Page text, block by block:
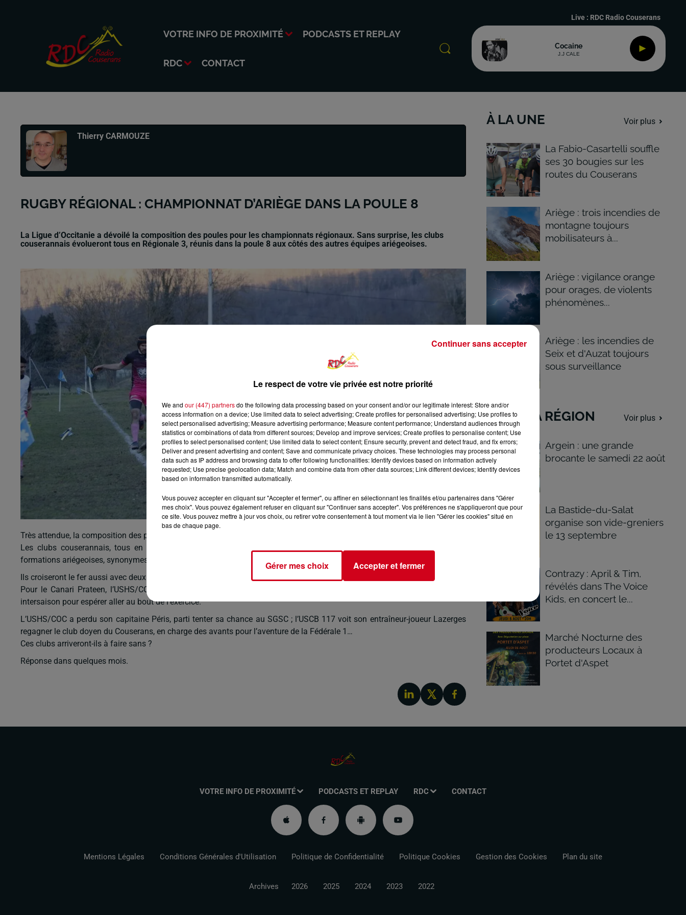
VOTRE INFO DE PROXIMITÉ PODCASTS ET REPLAY
RDC CONTACT
Live : RDC Radio Couserans
Cocaine
J.J CALE
Thierry CARMOUZE
RUGBY RÉGIONAL : CHAMPIONNAT D’ARIÈGE DANS LA POULE 8
La Ligue d’Occitanie a dévoilé la composition des poules pour les championnats régionaux. Sans surprise, les clubs
couserannais évolueront tous en Régionale 3, réunis dans la poule 8 aux côtés des autres équipes ariégeoises.
Très attendue, la composition des poules de Régionale 2 et 3 dans la région Occitanie a été publiée ce jour.
Les clubs couserannais, tous en Régionale 3, se retrouvent sans surprise dans la poule 8, en compagnie des autres
formations ariégeoises, synonymes de gros derbys, de bonnes recettes et surtout de courts déplacements.
Ils croiseront le fer aussi avec deux clubs du 31 : Lavernose-Lacasse et Carbonne-Longages.
Pour le Canari Prateen, l’USHS/COC et l’USCB 117, l’heure est à la remobilisation des effectifs, véritable défi à chaque
intersaison pour espérer aller au bout de l’exercice.
L’USHS/COC a perdu son capitaine Péris, parti tenter sa chance au SGSC ; l’USCB 117 voit son entraîneur-joueur Lazerges
regagner le club doyen du Couserans, en charge des avants pour l’aventure de la Fédérale 1…
Ces clubs arriveront-ils à faire sans ?
Réponse dans quelques mois.
À LA UNE Voir plus
La Fabio-Casartelli souffle
ses 30 bougies sur les
routes du Couserans
Ariège : trois incendies de
montagne toujours
mobilisateurs à...
Ariège : vigilance orange
pour orages, de violents
phénomènes...
Ariège : les incendies de
Seix et d'Auzat toujours
sous surveillance
DANS LA RÉGION Voir plus
Argein : une grande
brocante le samedi 22 août
La Bastide-du-Salat
organise son vide-greniers
le 13 septembre
Contrazy : April & Tim,
révélés dans The Voice
Kids, en concert le...
Marché Nocturne des
producteurs Locaux à
Portet d'Aspet
VOTRE INFO DE PROXIMITÉ PODCASTS ET REPLAY RDC CONTACT
Mentions Légales Conditions Générales d'Utilisation Politique de Confidentialité Politique Cookies Gestion des Cookies Plan du site
Archives 2026 2025 2024 2023 2022
Le respect de votre vie privée est notre priorité
We and our (447) partnersdo the following data processing based on your consent and/or our legitimate interest: Store and/or
access information on a device; Use limited data to select advertising; Create profiles for personalised advertising; Use profiles to
select personalised advertising; Measure advertising performance; Measure content performance; Understand audiences through
statistics or combinations of data from different sources; Develop and improve services; Create profiles to personalise content; Use
profiles to select personalised content; Use limited data to select content; Ensure security, prevent and detect fraud, and fix errors;
Deliver and present advertising and content; Save and communicate privacy choices. These technologies may process personal
data such as IP address and browsing data to offer following functionalities: Identify devices based on information actively
requested; Use precise geolocation data; Match and combine data from other data sources; Link different devices; Identify devices
based on information transmitted automatically.
Vous pouvez accepter en cliquant sur "Accepter et fermer", ou affiner en sélectionnant les finalités et/ou partenaires dans "Gérer
mes choix". Vous pouvez également refuser en cliquant sur "Continuer sans accepter". Vos préférences ne s'appliqueront que pour
ce site. Vous pouvez mettre à jour vos choix, ou retirer votre consentement à tout moment via le lien "Gérer les cookies" situé en
bas de chaque page.
Gérer mes choix Accepter et fermer
Continuer sans accepter